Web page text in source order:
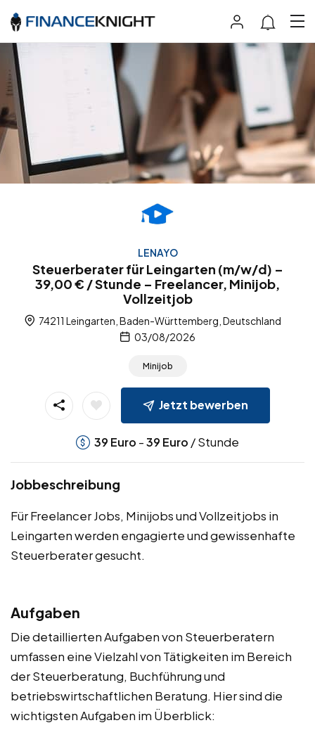
LENAYO
Steuerberater für Leingarten (m/w/d) –
39,00 € / Stunde – Freelancer, Minijob,
Vollzeitjob
74211 Leingarten, Baden-Württemberg, Deutschland
03/08/2026
Minijob
Jetzt bewerben
39 Euro -39 Euro / Stunde
Jobbeschreibung
Für Freelancer Jobs, Minijobs und Vollzeitjobs in
Leingarten werden engagierte und gewissenhafte
Steuerberater gesucht.
Aufgaben
Die detaillierten Aufgaben von Steuerberatern
umfassen eine Vielzahl von Tätigkeiten im Bereich
der Steuerberatung, Buchführung und
betriebswirtschaftlichen Beratung. Hier sind die
wichtigsten Aufgaben im Überblick: